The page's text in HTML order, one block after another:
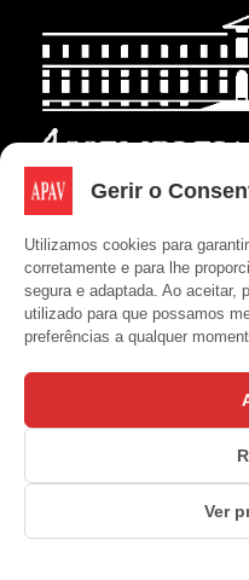
Gerir o
Utilizamos cookies para
corretamente e para lhe
segura e adaptada. Ao aceitar,
utilizado para que possamos
preferências a qualquer
Ver